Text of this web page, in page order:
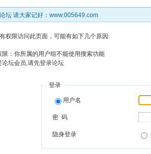
坛 请大家记好：www.005649.com
权限访问此页面，可能有如下几个原因:
限：你所属的用户组不能使用搜索功能
论坛会员,请先登录论坛
登录
用户名
密 码
隐身登录